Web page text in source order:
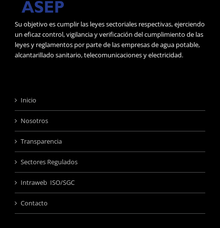
Su objetivo es cumplir las leyes sectoriales respectivas, ejerciendo
un eficaz control, vigilancia y verificación del cumplimiento de las
leyes y reglamentos por parte de las empresas de agua potable,
alcantarillado sanitario, telecomunicaciones y electricidad.
Inicio
Nosotros
Transparencia
Sectores Regulados
Intraweb ISO/SGC
Contacto